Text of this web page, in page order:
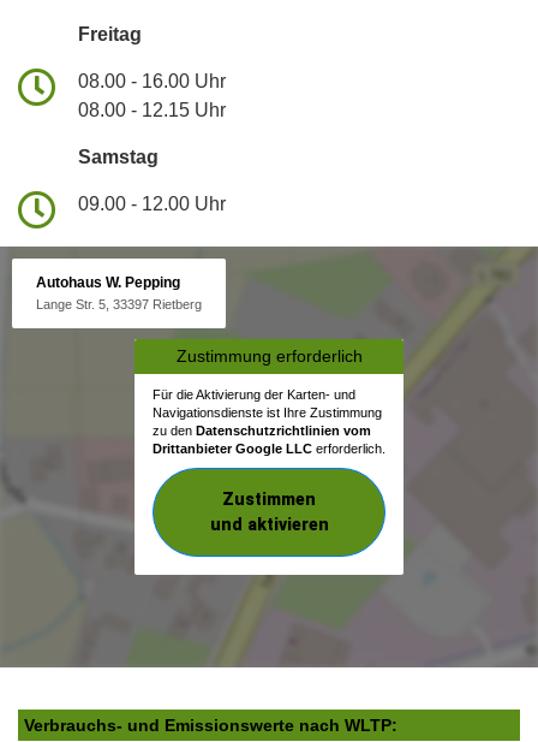
Freitag
08.00 - 16.00 Uhr
08.00 - 12.15 Uhr
Samstag
09.00 - 12.00 Uhr
Autohaus W. Pepping
Lange Str. 5, 33397 Rietberg
Zustimmung erforderlich
Für die Aktivierung der Karten- und
Navigationsdienste ist Ihre Zustimmung
zu den Datenschutzrichtlinien vom
Drittanbieter Google LLC erforderlich.
Zustimmen
und aktivieren
Verbrauchs- und Emissionswerte nach WLTP: